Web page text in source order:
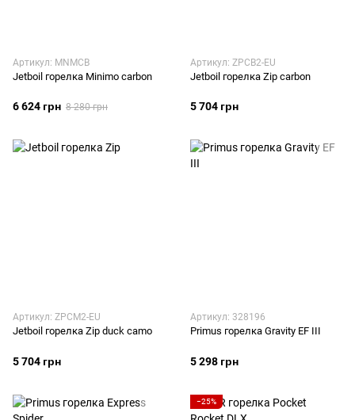
Артикул: MNMCB
Jetboil горелка Minimo carbon
6 624 грн 8 280 грн
Артикул: ZPCB2-EU
Jetboil горелка Zip carbon
5 704 грн
Артикул: ZPCM2-EU
Jetboil горелка Zip duck camo
5 704 грн
Артикул: 328196
Primus горелка Gravity EF III
5 298 грн
−25%